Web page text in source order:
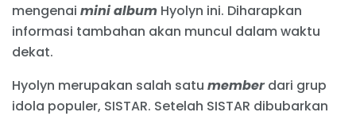
mengenai mini album Hyolyn ini. Diharapkan
informasi tambahan akan muncul dalam waktu
dekat.
Hyolyn merupakan salah satu memberdari grup
idola populer, SISTAR. Setelah SISTAR dibubarkan